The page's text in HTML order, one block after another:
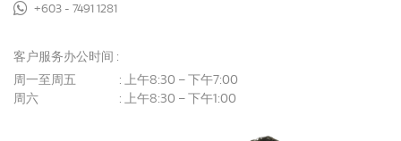
+603 - 7491 1281
客户服务办公时间 :
周一至周五
: 上午8:30 – 下午7:00
周六
: 上午8:30 – 下午1:00